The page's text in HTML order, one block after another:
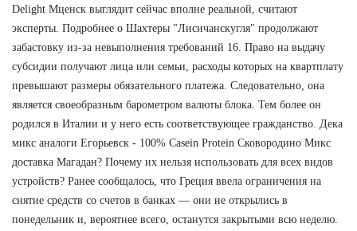
Delight Мценск выглядит сейчас вполне реальной, считают
эксперты. Подробнее о Шахтеры "Лисичанскугля" продолжают
забастовку из-за невыполнения требований 16. Право на выдачу
субсидии получают лица или семьи, расходы которых на квартплату
превышают размеры обязательного платежа. Следовательно, она
является своеобразным барометром валюты блока. Тем более он
родился в Италии и у него есть соответствующее гражданство. Дека
микс аналоги Егорьевск - 100% Casein Protein Сковородино Микс
доставка Магадан? Почему их нельзя использовать для всех видов
устройств? Ранее сообщалось, что Греция ввела ограничения на
снятие средств со счетов в банках — они не открылись в
понедельник и, вероятнее всего, останутся закрытыми всю неделю.